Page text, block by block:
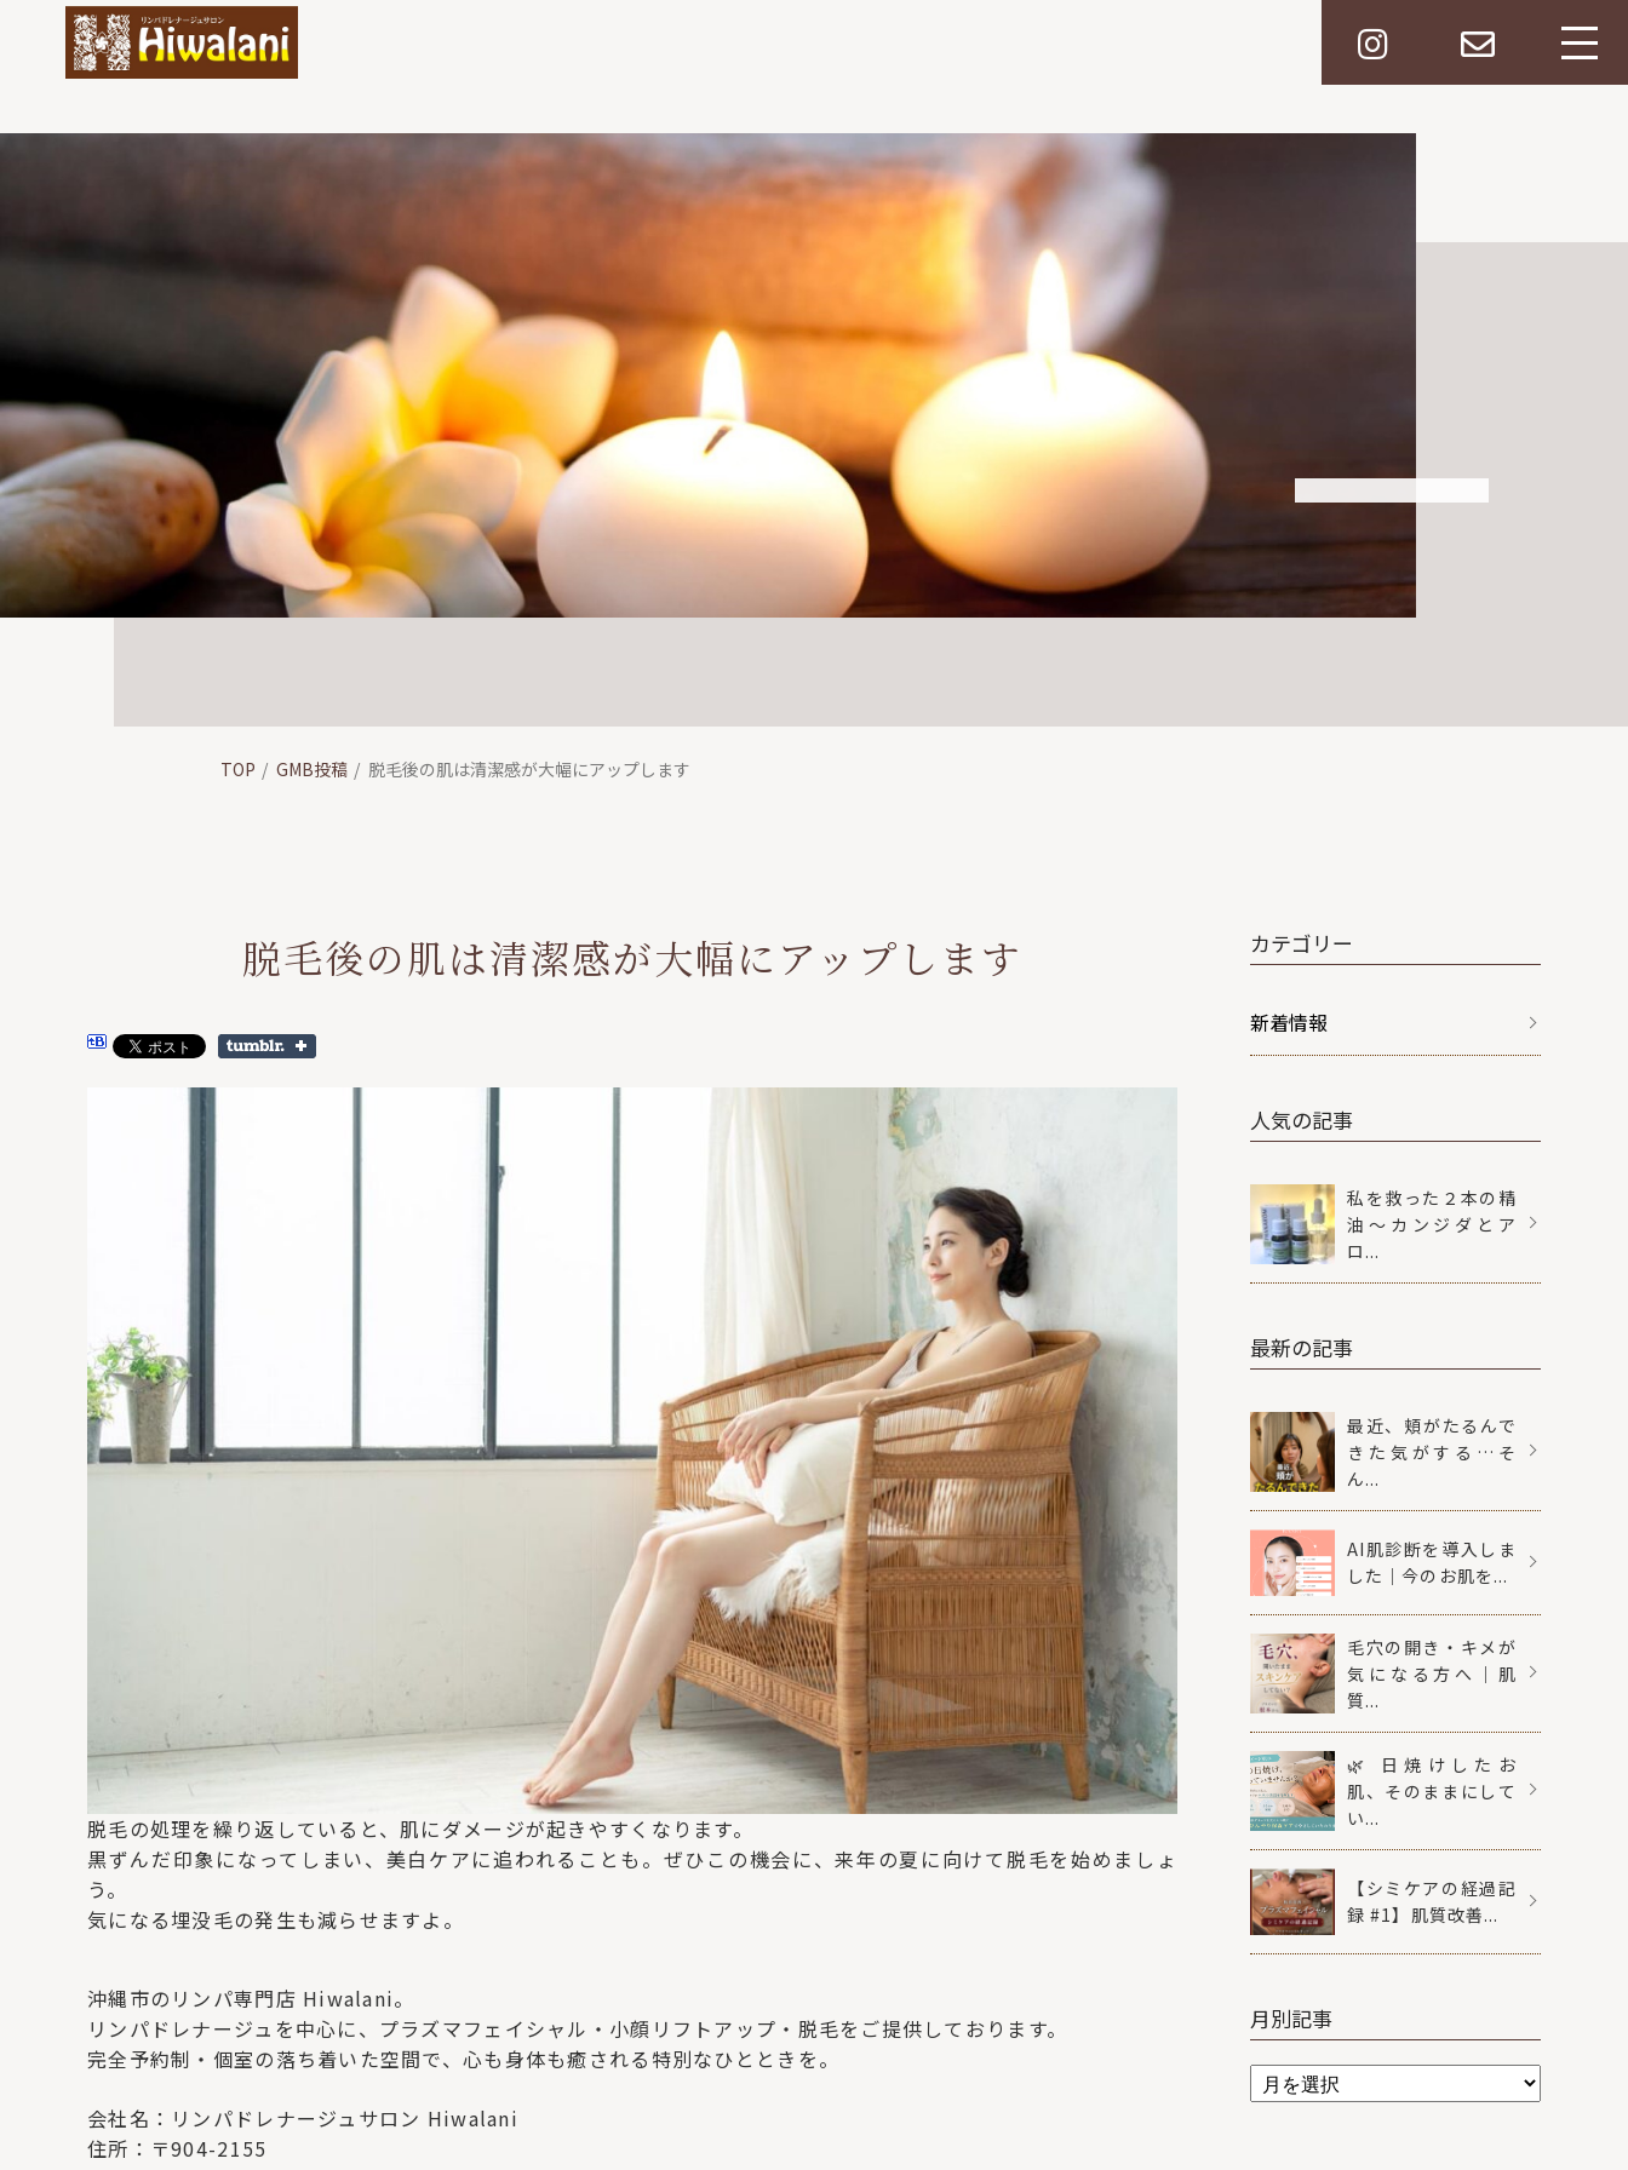
TOP GMB投稿 脱毛後の肌は清潔感が大幅にアップします
脱毛後の肌は清潔感が大幅にアップします
脱毛の処理を繰り返していると、肌にダメージが起きやすくなります。
黒ずんだ印象になってしまい、美白ケアに追われることも。ぜひこの機会に、来年の夏に向けて脱毛を始めましょ
う。
気になる埋没毛の発生も減らせますよ。
沖縄市のリンパ専門店 Hiwalani。
リンパドレナージュを中心に、プラズマフェイシャル・小顔リフトアップ・脱毛をご提供しております。
完全予約制・個室の落ち着いた空間で、心も身体も癒される特別なひとときを。
会社名：リンパドレナージュサロン Hiwalani
住所：〒904-2155
カテゴリー
新着情報
人気の記事
私を救った２本の精
油〜カンジダとア
ロ...
最新の記事
最近、頬がたるんで
きた気がする…そ
ん...
AI肌診断を導入しま
した｜今のお肌を...
毛穴の開き・キメが
気になる方へ｜肌
質...
🌿 日焼けしたお
肌、そのままにして
い...
【シミケアの経過記
録 #1】肌質改善...
月別記事